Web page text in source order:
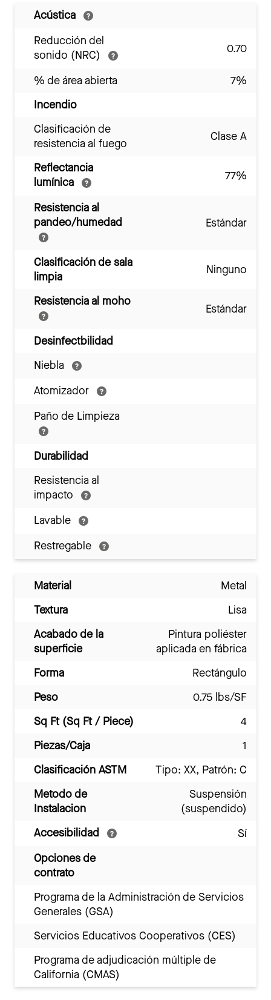
Acústica
Reducción del
sonido (NRC)
0.70
% de área abierta
7%
Incendio
Clasificación de
resistencia al fuego
Clase A
Reflectancia
lumínica
77%
Resistencia al
pandeo/humedad
Estándar
Clasificación de sala
limpia
Ninguno
Resistencia al moho
Estándar
Desinfectbilidad
Niebla
Atomizador
Paño de Limpieza
Durabilidad
Resistencia al
impacto
Lavable
Restregable
Material
Metal
Textura
Lisa
Acabado de la
superficie
Pintura poliéster
aplicada en fábrica
Forma
Rectángulo
Peso
0.75 lbs/SF
Sq Ft (Sq Ft / Piece)
4
Piezas/Caja
1
Clasificación ASTM
Tipo: XX, Patrón: C
Metodo de
Instalacion
Suspensión
(suspendido)
Accesibilidad
Sí
Opciones de
contrato
Programa de la Administración de Servicios
Generales (GSA)
Servicios Educativos Cooperativos (CES)
Programa de adjudicación múltiple de
California (CMAS)